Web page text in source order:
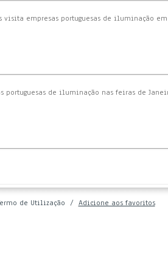
visita empresas portuguesas de iluminação
portuguesas de iluminação nas feiras de
de Utilização / Adicione aos favoritos